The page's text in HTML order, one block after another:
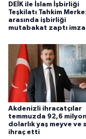
DEİK ile İslam İşbirliği
Teşkilatı Tahkim
arasında işbirliği
mutabakat zaptı
Akdenizli ihracatçılar
temmuzda 92,6 milyon
dolarlık yaş meyve ve
ihraç etti